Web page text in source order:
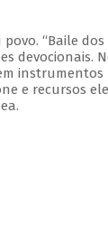
“Baile dos
devocionais.
instrumentos
e recursos